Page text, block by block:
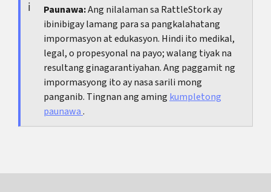
pinakaligtas ay magtago ng records at magpa-
check kapag regular o malaki ang natatanggap
mong halaga.
Paunawa:Ang nilalaman sa RattleStork ay
ibinibigay lamang para sa pangkalahatang
impormasyon at edukasyon. Hindi ito medikal,
legal, o propesyonal na payo; walang tiyak na
resultang ginagarantiyahan. Ang paggamit ng
impormasyong ito ay nasa sarili mong
panganib. Tingnan ang amingkumpletong
paunawa.